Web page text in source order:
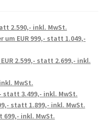
2.590,- inkl. MwSt.
um EUR 999,- statt 1.049,-
2.599,- statt 2.699,- inkl.
MwSt.
statt 3.499,- inkl. MwSt.
statt 1.899,- inkl. MwSt.
699,- inkl. MwSt.